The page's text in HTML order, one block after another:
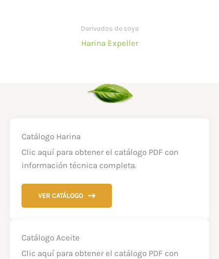
Derivados de soya
Harina Expeller
Catálogo Harina
Clic aquí para obtener el catálogo PDF con
información técnica completa.
VER CATÁLOGO
Catálogo Aceite
Clic aquí para obtener el catálogo PDF con